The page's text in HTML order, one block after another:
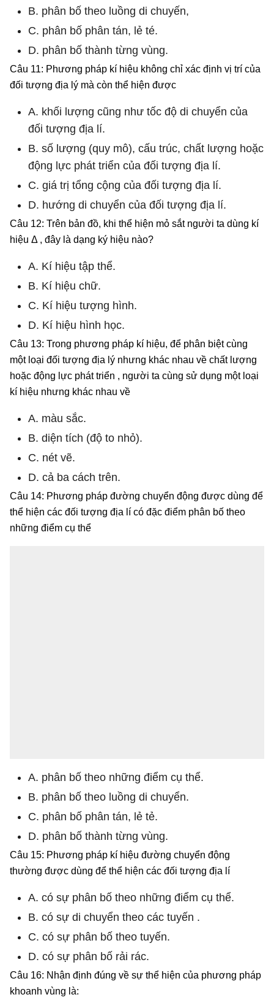
B. phân bố theo luồng di chuyến,
C. phân bố phân tán, lẻ té.
D. phân bố thành từng vùng.
Câu 11: Phương pháp kí hiệu không chỉ xác định vị trí của
đối tượng địa lý mà còn thể hiện được
A. khối lượng cũng như tốc độ di chuyển của
đối tượng địa lí.
B. số lượng (quy mô), cấu trúc, chất lượng hoặc
động lực phát triển của đối tượng địa lí.
C. giá trị tổng cộng của đối tượng địa lí.
D. hướng di chuyển của đối tượng địa lí.
Câu 12: Trên bản đồ, khi thể hiện mỏ sắt người ta dùng kí
hiệu Δ , đây là dạng ký hiệu nào?
A. Kí hiệu tập thể.
B. Kí hiệu chữ.
C. Kí hiệu tượng hình.
D. Kí hiệu hình học.
Câu 13: Trong phương pháp kí hiệu, để phân biệt cùng
một loại đối tượng địa lý nhưng khác nhau về chất lượng
hoặc động lực phát triển , người ta cùng sử dụng một loại
kí hiệu nhưng khác nhau về
A. màu sắc.
B. diện tích (độ to nhỏ).
C. nét vẽ.
D. cả ba cách trên.
Câu 14: Phương pháp đường chuyển động được dùng để
thể hiện các đối tượng địa lí có đặc điểm phân bố theo
những điểm cụ thể
A. phân bố theo những điểm cụ thể.
B. phân bố theo luồng di chuyển.
C. phân bố phân tán, lẻ tẻ.
D. phân bố thành từng vùng.
Câu 15: Phương pháp kí hiệu đường chuyển động
thường được dùng để thể hiện các đối tượng địa lí
A. có sự phân bố theo những điểm cụ thể.
B. có sự di chuyển theo các tuyến .
C. có sự phân bố theo tuyến.
D. có sự phân bố rải rác.
Câu 16: Nhận định đúng về sự thể hiện của phương pháp
khoanh vùng là: